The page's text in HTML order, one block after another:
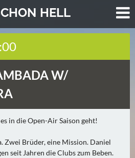
N HELL
W/
in die Open-Air Saison geht!
Zwei Brüder, eine Mission. Daniel
seit Jahren die Clubs zum Beben.